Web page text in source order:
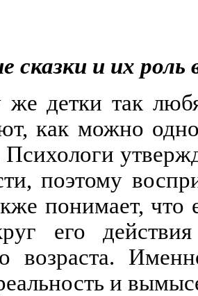
сказки и их роль
детки так
как можно
Психологи
поэтому
понимает,
его
возраста.
и